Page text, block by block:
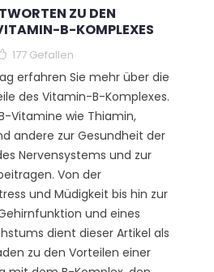
ZU DEN
B-KOMPLEXES
177 Gefallen
erfahren Sie mehr über die
des Vitamin-B-Komplexes.
Vitamine wie Thiamin,
andere zur Gesundheit der
Nervensystems und zur
Von der
und Müdigkeit bis hin zur
und eines
dient dieser Artikel als
zu den Vorteilen einer